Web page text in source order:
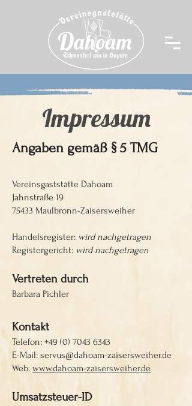
Impressum
Angaben gemäß § 5 TMG
Vereinsgaststätte Dahoam
Jahnstraße 19
75433 Maulbronn-Zaisersweiher
Handelsregister: wird nachgetragen
Registergericht: wird nachgetragen
Vertreten durch
Barbara Pichler
Kontakt
Telefon: +49 (0) 7043 6343
E-Mail: servus@dahoam-zaisersweiher.de
Web: www.dahoam-zaisersweiher.de
Umsatzsteuer-ID